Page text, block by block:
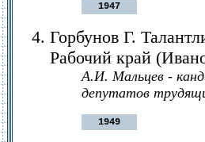
1947
Горбунов Г.
Рабочий край
А.И. Мальцев -
депутатов
1949